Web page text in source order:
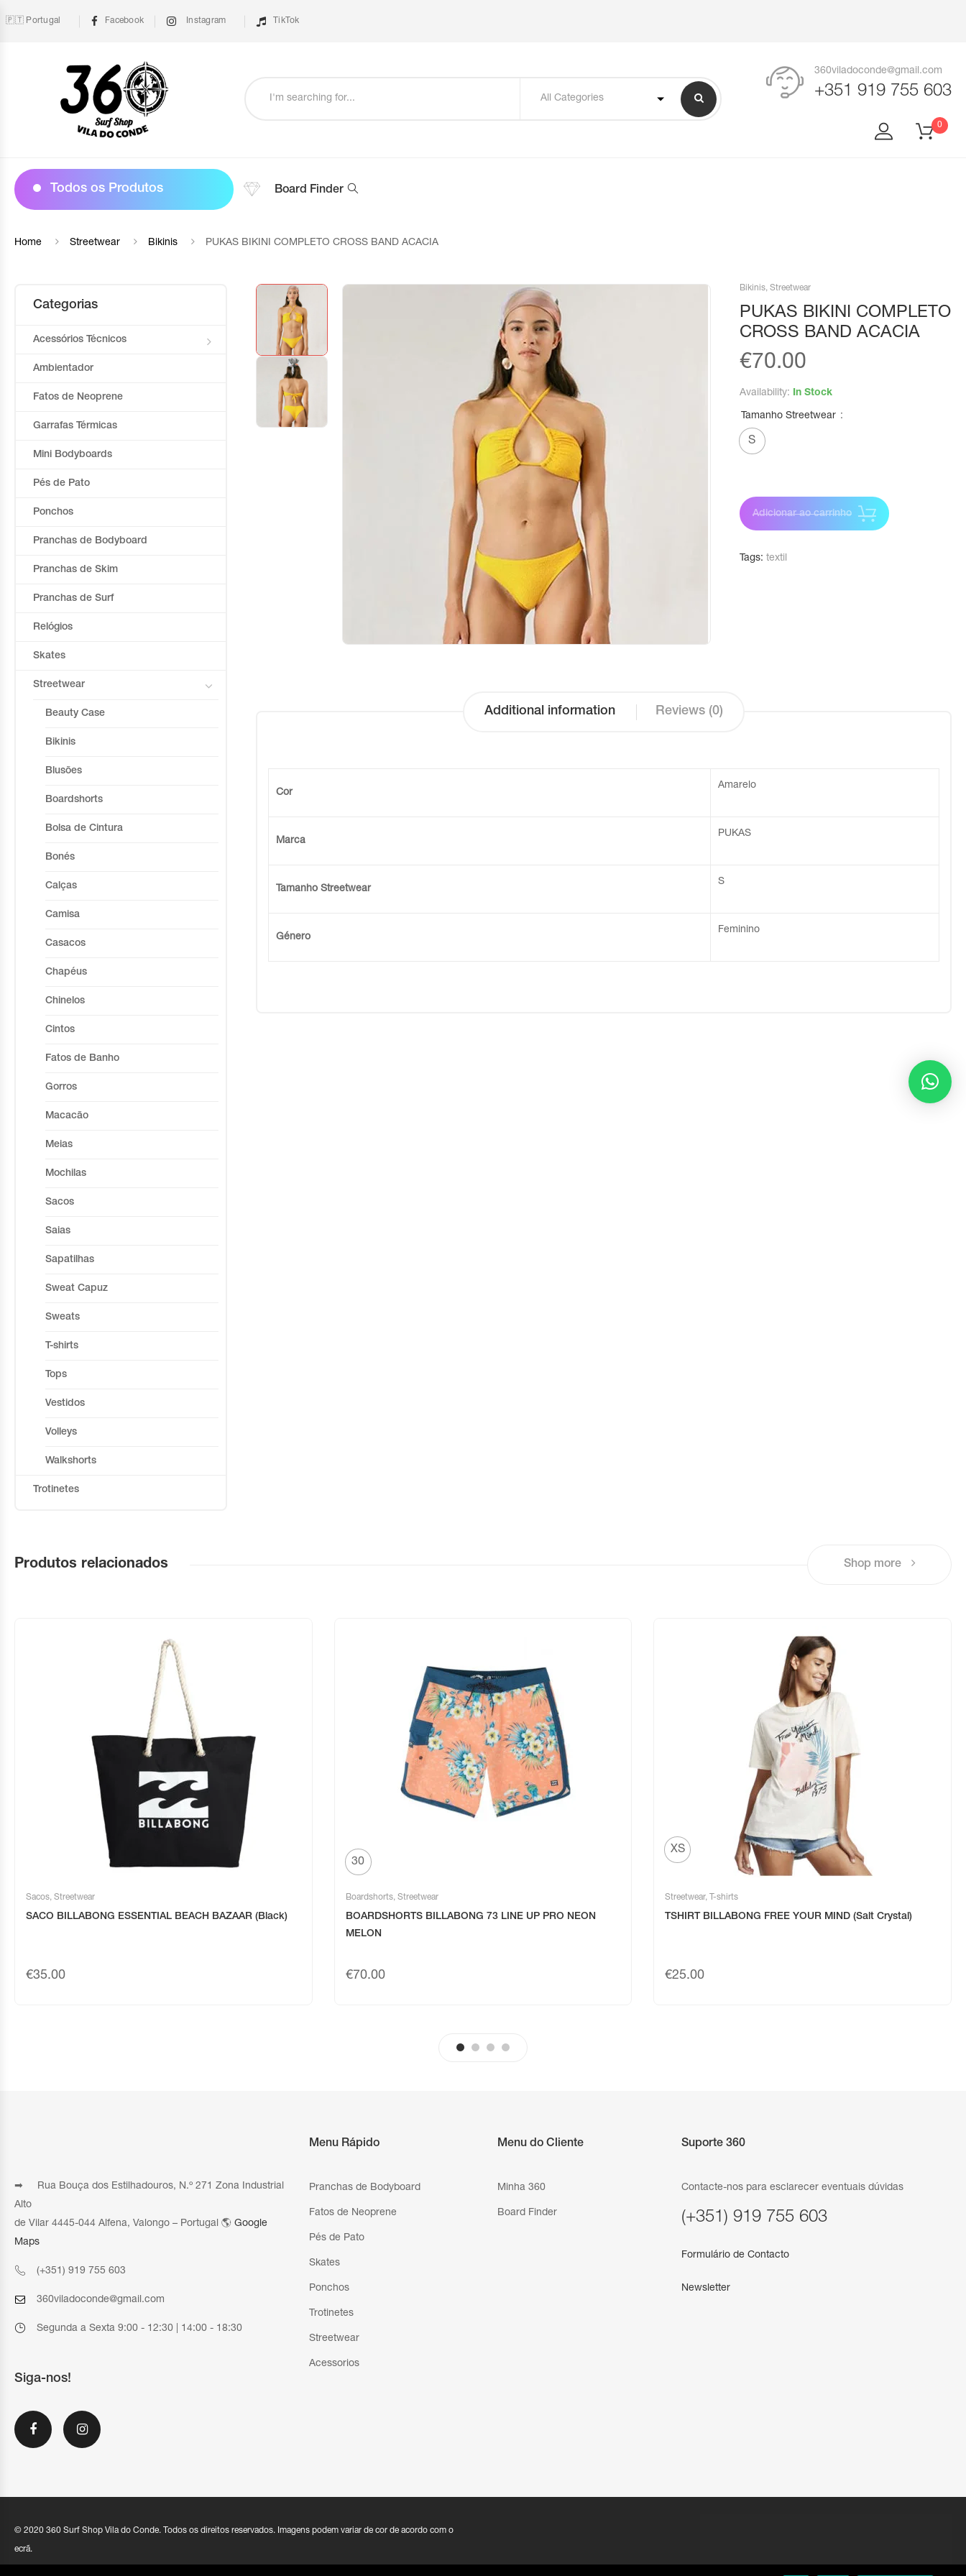
🇵🇹 Portugal Facebook Instagram TikTok
All Categories
360viladoconde@gmail.com
+351 919 755 603
0
Todos os Produtos Board Finder
Home Streetwear Bikinis PUKAS BIKINI COMPLETO CROSS BAND ACACIA
Bikinis, Streetwear
PUKAS BIKINI COMPLETO
CROSS BAND ACACIA
€70.00
Availability: In Stock
Tamanho Streetwear
S
Adicionar ao carrinho
Tags: textil
Additional information Reviews (0)
Cor
Amarelo
Marca
PUKAS
Tamanho Streetwear
S
Género
Feminino
Categorias
Acessórios Técnicos
Ambientador
Fatos de Neoprene
Garrafas Térmicas
Mini Bodyboards
Pés de Pato
Ponchos
Pranchas de Bodyboard
Pranchas de Skim
Pranchas de Surf
Relógios
Skates
Streetwear
Beauty Case
Bikinis
Blusões
Boardshorts
Bolsa de Cintura
Bonés
Calças
Camisa
Casacos
Chapéus
Chinelos
Cintos
Fatos de Banho
Gorros
Macacão
Meias
Mochilas
Sacos
Saias
Sapatilhas
Sweat Capuz
Sweats
T-shirts
Tops
Vestidos
Volleys
Walkshorts
Trotinetes
Produtos relacionados Shop more
Sacos, Streetwear
SACO BILLABONG ESSENTIAL BEACH BAZAAR (Black)
€35.00
30
Boardshorts, Streetwear
BOARDSHORTS BILLABONG 73 LINE UP PRO NEON
MELON
€70.00
XS
Streetwear, T-shirts
TSHIRT BILLABONG FREE YOUR MIND (Salt Crystal)
€25.00
➡ Rua Bouça dos Estilhadouros, N.º 271 Zona Industrial
Alto
de Vilar 4445-044 Alfena, Valongo – Portugal 🌎 Google
Maps
(+351) 919 755 603
360viladoconde@gmail.com
Segunda a Sexta 9:00 - 12:30 | 14:00 - 18:30
Siga-nos!
Menu Rápido
Pranchas de Bodyboard
Fatos de Neoprene
Pés de Pato
Skates
Ponchos
Trotinetes
Streetwear
Acessorios
Menu do Cliente
Minha 360
Board Finder
Suporte 360
Contacte-nos para esclarecer eventuais dúvidas
(+351) 919 755 603
Formulário de Contacto
Newsletter
© 2020 360 Surf Shop Vila do Conde. Todos os direitos reservados. Imagens podem variar de cor de acordo com o
ecrã.